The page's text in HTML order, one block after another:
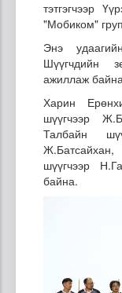
тэтгэгчээр
"Мобиком"
Энэ
Шүүгчдийн
ажиллаж
Харин
шүүгчээр
Талбайн
шүүгчээр
байна.